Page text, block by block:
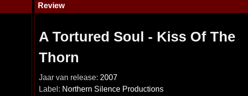
Review
A Tortured Soul - Kiss Of The
Thorn
Jaar van release: 2007
Label: Northern Silence Productions